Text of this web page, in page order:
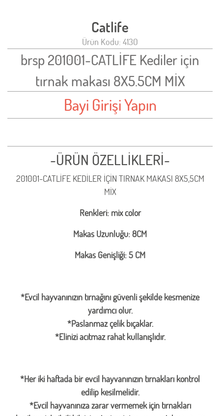
Catlife
Ürün Kodu: 4130
brsp 201001-CATLİFE Kediler için
tırnak makası 8X5.5CM MİX
Bayi Girişi Yapın
-ÜRÜN ÖZELLİKLERİ-
201001-CATLİFE KEDİLER İÇİN TIRNAK MAKASI 8X5,5CM
MİX
Renkleri: mix color
Makas Uzunluğu: 8CM
Makas Genişliği: 5 CM
*Evcil hayvanınızın tırnağını güvenli şekilde kesmenize
yardımcı olur.
*Paslanmaz çelik bıçaklar.
*Elinizi acıtmaz rahat kullanışlıdır.
*Her iki haftada bir evcil hayvanınızın tırnakları kontrol
edilip kesilmelidir.
*Evcil hayvanınıza zarar vermemek için tırnakları